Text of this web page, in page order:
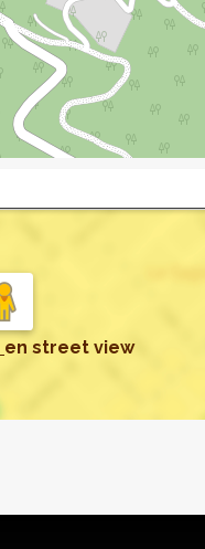
en street view